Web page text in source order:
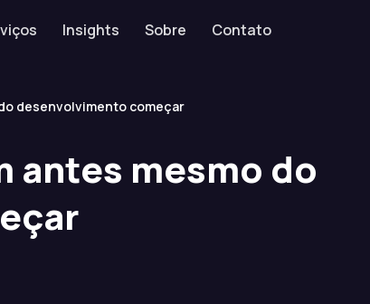
Insights Sobre Contato
desenvolvimento começar
antes mesmo do